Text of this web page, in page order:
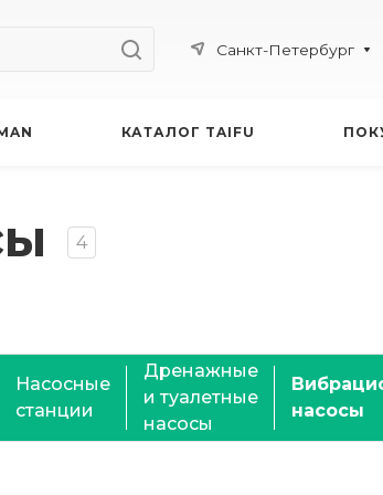
Санкт-Петербург
КАТАЛОГ TAIFU
4
Насосные
станции
Дренажные
и туалетные
насосы
насосы